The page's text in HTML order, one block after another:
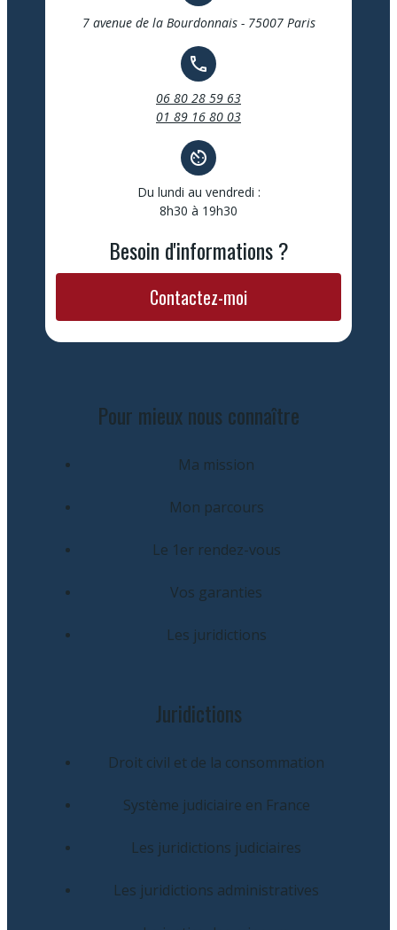
7 avenue de la Bourdonnais - 75007 Paris
call
06 80 28 59 63
01 89 16 80 03
av_timer
Du lundi au vendredi :
8h30 à 19h30
Besoin d'informations ?
Contactez-moi
Pour mieux nous connaître
Ma mission
Mon parcours
Le 1er rendez-vous
Vos garanties
Les juridictions
Juridictions
Droit civil et de la consommation
Système judiciaire en France
Les juridictions judiciaires
Les juridictions administratives